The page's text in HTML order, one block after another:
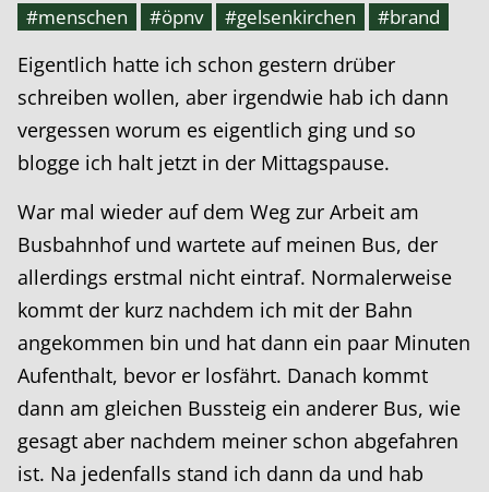
#menschen #öpnv #gelsenkirchen
#brand
Eigentlich hatte ich schon gestern drüber
schreiben wollen, aber irgendwie hab ich dann
vergessen worum es eigentlich ging und so
blogge ich halt jetzt in der Mittagspause.
War mal wieder auf dem Weg zur Arbeit am
Busbahnhof und wartete auf meinen Bus, der
allerdings erstmal nicht eintraf. Normalerweise
kommt der kurz nachdem ich mit der Bahn
angekommen bin und hat dann ein paar Minuten
Aufenthalt, bevor er losfährt. Danach kommt
dann am gleichen Bussteig ein anderer Bus, wie
gesagt aber nachdem meiner schon abgefahren
ist. Na jedenfalls stand ich dann da und hab